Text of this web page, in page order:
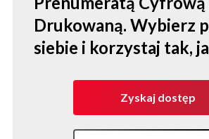
Drukowaną. Wybierz
siebie i korzystaj tak,
Zyskaj dostęp